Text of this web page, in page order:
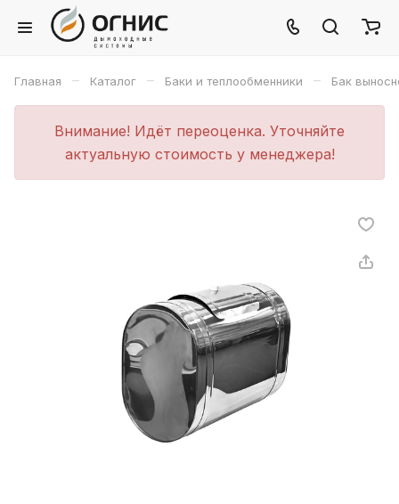
Главная – Каталог – Баки и теплообменники – Бак
Внимание! Идёт переоценка. Уточняйте
актуальную стоимость у менеджера!